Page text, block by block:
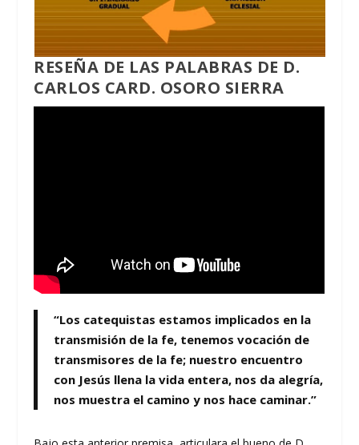
RESEÑA DE LAS PALABRAS DE D.
CARLOS CARD. OSORO SIERRA
“Los catequistas estamos implicados en la
transmisión de la fe, tenemos vocación de
transmisores de la fe; nuestro encuentro
con Jesús llena la vida entera, nos da alegría,
nos muestra el camino y nos hace caminar.”